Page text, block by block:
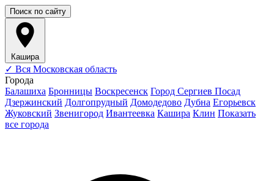
Поиск по сайту
Кашира
✓ Вся Московская область
Города
Балашиха Бронницы Воскресенск Город Сергиев Посад
Дзержинский Долгопрудный Домодедово Дубна Егорьевск
Жуковский Звенигород Ивантеевка Кашира Клин Показать
все города